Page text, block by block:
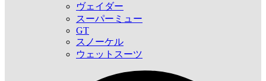
ヴェイダー
スーパーミュー
GT
スノーケル
ウェットスーツ